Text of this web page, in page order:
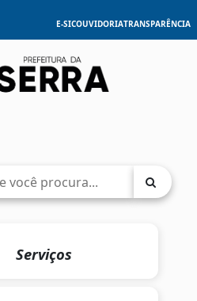
E-SICOUVIDORIATRANSPARÊNCIA
Serviços